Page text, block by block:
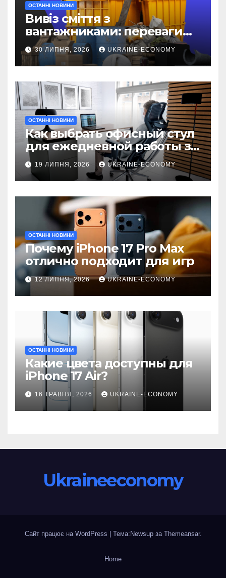
ОСТАННІ НОВИНИ
Вивіз сміття з
вантажниками: переваги
послуги
30 ЛИПНЯ, 2026 UKRAINE-ECONOMY
ОСТАННІ НОВИНИ
Как выбрать офисный стул
для ежедневной работы за
компьютером
19 ЛИПНЯ, 2026 UKRAINE-ECONOMY
ОСТАННІ НОВИНИ
Почему iPhone 17 Pro Max
отлично подходит для игр
12 ЛИПНЯ, 2026 UKRAINE-ECONOMY
ОСТАННІ НОВИНИ
Какие цвета доступны для
iPhone 17 Air?
16 ТРАВНЯ, 2026 UKRAINE-ECONOMY
Ukraineeconomy
Сайт працює на WordPress Тема:Newsup за Themeansar.
Home